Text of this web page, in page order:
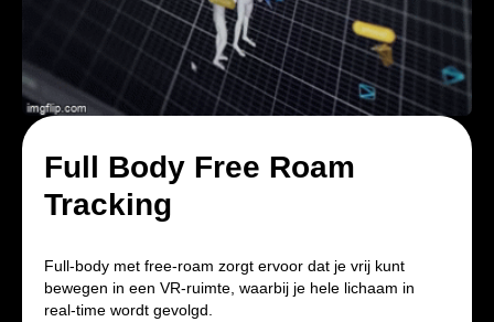
Full Body Free Roam
Tracking
Full-body met free-roam zorgt ervoor dat je vrij kunt
bewegen in een VR-ruimte, waarbij je hele lichaam in
real-time wordt gevolgd.